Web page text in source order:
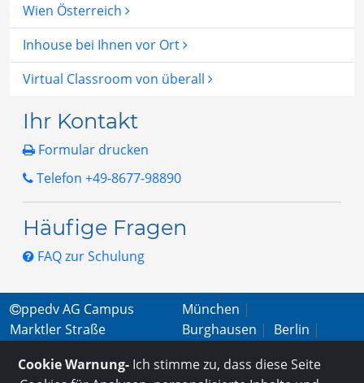
Wien Österreich
Inhouse bei Ihnen vor Ort
Virtual Classroom von überall
Ihr Kontakt
Formular drucken
Telefon +49-8677-98890
Häufige Fragen
FAQ zur Schulung
ppedv AG Campus
Marktler Straße
+49 (0) 8677 - 9889-
München |
Burghausen | Berlin |
Classroom
Cookie Warnung-Ich stimme zu, dass diese Seite